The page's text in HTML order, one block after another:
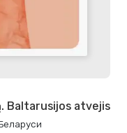
Baltarusijos atvejis